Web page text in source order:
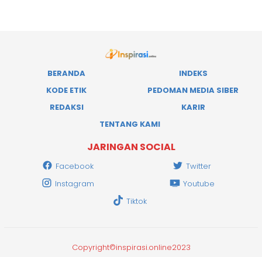
BERANDA
INDEKS
KODE ETIK
PEDOMAN MEDIA SIBER
REDAKSI
KARIR
TENTANG KAMI
JARINGAN SOCIAL
Facebook
Twitter
Instagram
Youtube
Tiktok
Copyright©inspirasi.online2023